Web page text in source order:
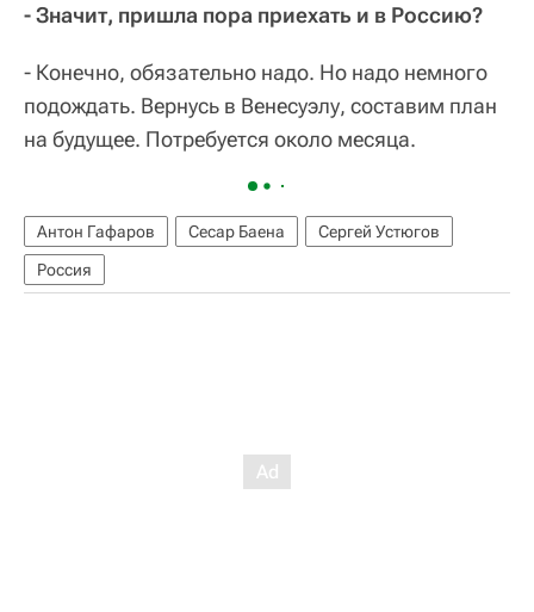
- Значит, пришла пора приехать и в Россию?
- Конечно, обязательно надо. Но надо немного
подождать. Вернусь в Венесуэлу, составим план
на будущее. Потребуется около месяца.
Антон Гафаров Сесар Баена
Сергей Устюгов
Россия